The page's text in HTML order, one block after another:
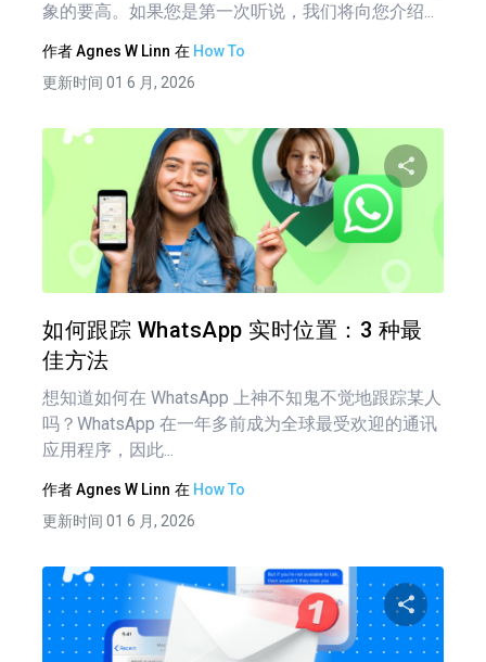
象的要高。如果您是第一次听说，我们将向您介绍...
作者Agnes W Linn 在 How To
更新时间 01 6 月, 2026
如何跟踪 WhatsApp 实时位置：3 种最
佳方法
想知道如何在 WhatsApp 上神不知鬼不觉地跟踪某人
吗？WhatsApp 在一年多前成为全球最受欢迎的通讯
应用程序，因此...
作者Agnes W Linn 在 How To
更新时间 01 6 月, 2026